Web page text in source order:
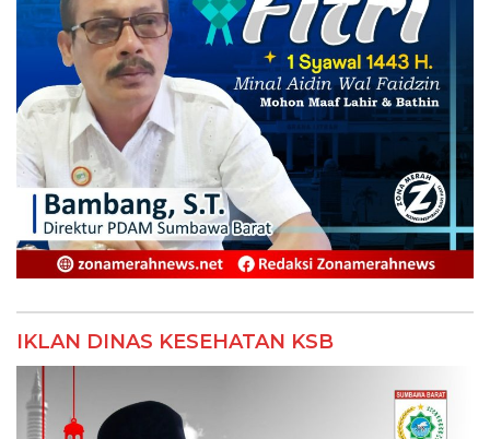
IKLAN DINAS KESEHATAN KSB